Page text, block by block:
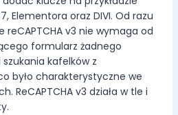
Elementora oraz DIVI. Od razu
v3 nie wymaga od
formularz żadnego
kafelków z
było charakterystyczne we
ReCAPTCHA v3 działa w tle i